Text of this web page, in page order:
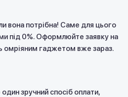
вона потрібна! Саме для цього
під 0%. Оформлюйте заявку на
омріяним гаджетом вже зараз.
зручний спосіб оплати,